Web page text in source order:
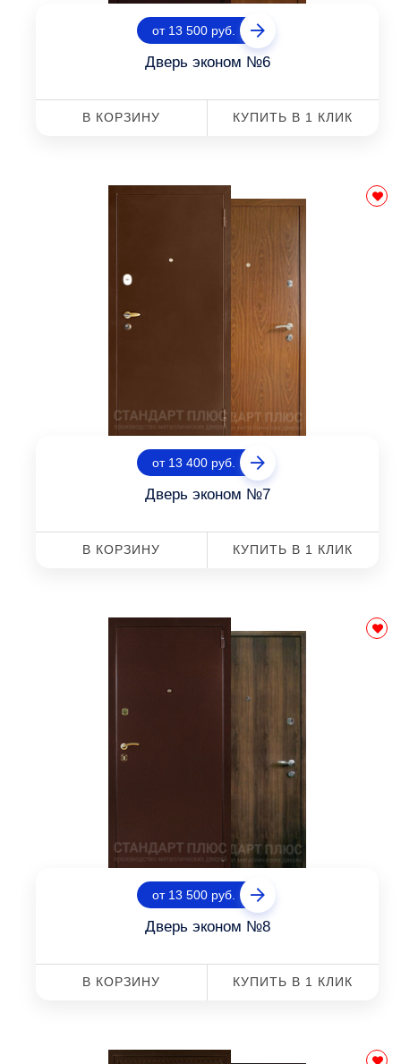
от 13 500 руб.
Дверь эконом №6
В КОРЗИНУ КУПИТЬ В 1 КЛИК
от 13 400 руб.
Дверь эконом №7
В КОРЗИНУ КУПИТЬ В 1 КЛИК
от 13 500 руб.
Дверь эконом №8
В КОРЗИНУ КУПИТЬ В 1 КЛИК